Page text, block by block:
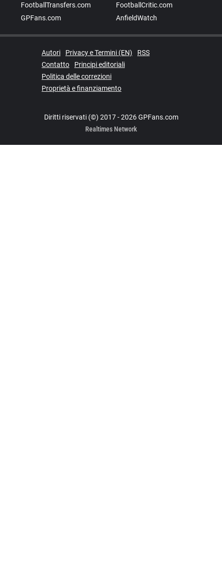
FootballTransfers.com
FootballCritic.com
GPFans.com
AnfieldWatch
Autori Privacy e Termini (EN)
RSS
Contatto
Principi editoriali
Politica delle correzioni
Proprietà e finanziamento
Diritti riservati (©) 2017 - 2026 GPFans.com
Realtimes Network